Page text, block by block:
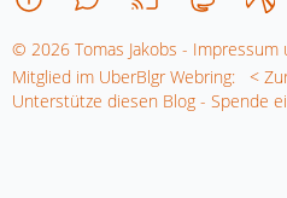
© 2026 Tomas Jakobs - Impressum
Mitglied im UberBlgr Webring:
<
Unterstütze diesen Blog - Spende